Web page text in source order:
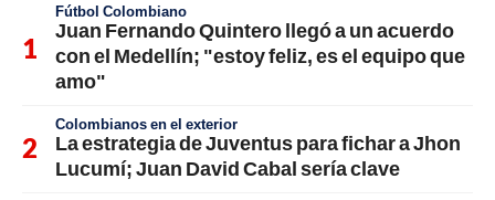
Fútbol Colombiano
Juan Fernando Quintero llegó a un acuerdo
con el Medellín; "estoy feliz, es el equipo que
amo"
Colombianos en el exterior
La estrategia de Juventus para fichar a Jhon
Lucumí; Juan David Cabal sería clave